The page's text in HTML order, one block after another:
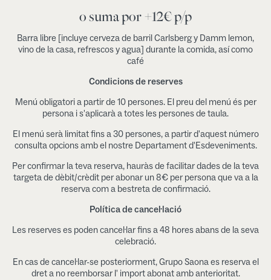
o suma por +12€ p/p
Barra libre [incluye cerveza de barril Carlsberg y Damm lemon,
vino de la casa, refrescos y agua] durante la comida, así como
café
Condicions de reserves
Menú obligatori a partir de 10 persones. El preu del menú és per
persona i s'aplicarà a totes les persones de taula.
El menú serà limitat fins a 30 persones, a partir d'aquest número
consulta opcions amb el nostre Departament d'Esdeveniments.
Per confirmar la teva reserva, hauràs de facilitar dades de la teva
targeta de dèbit/crèdit per abonar un 8€ per persona que va a la
reserva com a bestreta de confirmació.
Política de cancel·lació
Les reserves es poden cancel·lar fins a 48 hores abans de la seva
celebració.
En cas de cancel·lar-se posteriorment, Grupo Saona es reserva el
dret a no reemborsar l' import abonat amb anterioritat.